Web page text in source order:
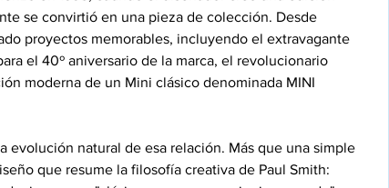
se convirtió en una pieza de colección. Desde
proyectos memorables, incluyendo el extravagante
el 40º aniversario de la marca, el revolucionario
moderna de un Mini clásico denominada MINI
evolución natural de esa relación. Más que una simple
que resume la filosofía creativa de Paul Smith: